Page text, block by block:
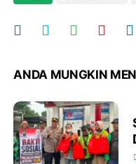
ANDA MUNGKIN